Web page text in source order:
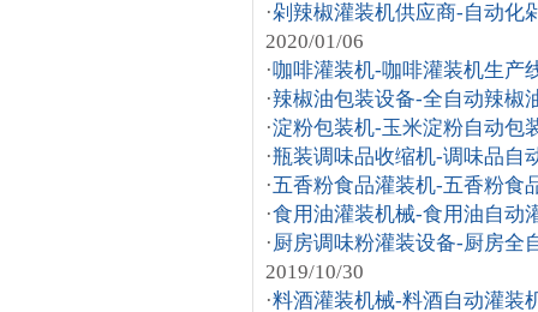
·剁辣椒灌装机供应商-自动化
2020/01/06
·咖啡灌装机-咖啡灌装机生产
·辣椒油包装设备-全自动辣椒
·淀粉包装机-玉米淀粉自动包
·瓶装调味品收缩机-调味品自
·五香粉食品灌装机-五香粉食
·食用油灌装机械-食用油自动
·厨房调味粉灌装设备-厨房全
2019/10/30
·料酒灌装机械-料酒自动灌装